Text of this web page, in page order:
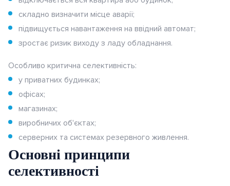
складно визначити місце аварії;
підвищується навантаження на ввідний автомат;
зростає ризик виходу з ладу обладнання.
Особливо критична селективність:
у приватних будинках;
офісах;
магазинах;
виробничих об'єктах;
серверних та системах резервного живлення.
Основні принципи
селективності
Berker.Net
Розумна інсталяція Ajax